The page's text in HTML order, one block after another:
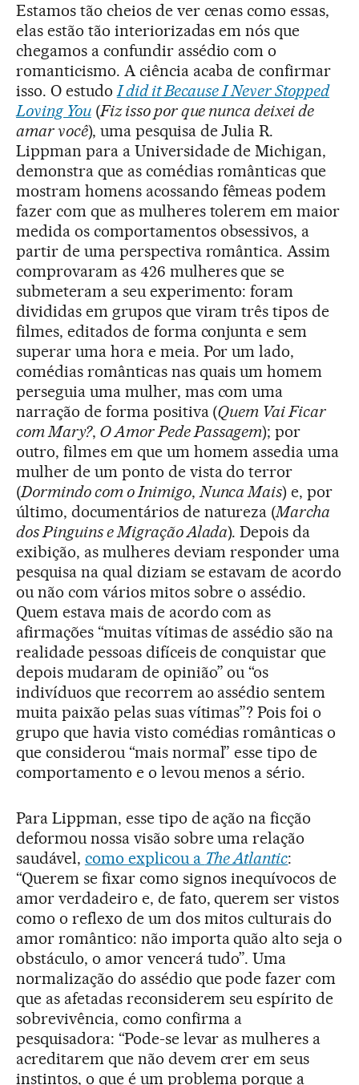
Estamos tão cheios de ver cenas como essas,
elas estão tão interiorizadas em nós que
chegamos a confundir assédio com o
romanticismo. A ciência acaba de confirmar
isso. O estudoI did it Because I Never Stopped
Loving You(Fiz isso por que nunca deixei de
amar você), uma pesquisa de Julia R.
Lippman para a Universidade de Michigan,
demonstra que as comédias românticas que
mostram homens acossando fêmeas podem
fazer com que as mulheres tolerem em maior
medida os comportamentos obsessivos, a
partir de uma perspectiva romântica. Assim
comprovaram as 426 mulheres que se
submeteram a seu experimento: foram
divididas em grupos que viram três tipos de
filmes, editados de forma conjunta e sem
superar uma hora e meia. Por um lado,
comédias românticas nas quais um homem
perseguia uma mulher, mas com uma
narração de forma positiva (Quem Vai Ficar
com Mary?, O Amor Pede Passagem); por
outro, filmes em que um homem assedia uma
mulher de um ponto de vista do terror
(Dormindo com o Inimigo,Nunca Mais) e, por
último, documentários de natureza (Marcha
dos Pinguins e Migração Alada). Depois da
exibição, as mulheres deviam responder uma
pesquisa na qual diziam se estavam de acordo
ou não com vários mitos sobre o assédio.
Quem estava mais de acordo com as
afirmações “muitas vítimas de assédio são na
realidade pessoas difíceis de conquistar que
depois mudaram de opinião” ou “os
indivíduos que recorrem ao assédio sentem
muita paixão pelas suas vítimas”? Pois foi o
grupo que havia visto comédias românticas o
que considerou “mais normal” esse tipo de
comportamento e o levou menos a sério.
Para Lippman, esse tipo de ação na ficção
deformou nossa visão sobre uma relação
saudável, como explicou a The Atlantic:
“Querem se fixar como signos inequívocos de
amor verdadeiro e, de fato, querem ser vistos
como o reflexo de um dos mitos culturais do
amor romântico: não importa quão alto seja o
obstáculo, o amor vencerá tudo”. Uma
normalização do assédio que pode fazer com
que as afetadas reconsiderem seu espírito de
sobrevivência, como confirma a
pesquisadora: “Pode-se levar as mulheres a
acreditarem que não devem crer em seus
instintos, o que é um problema porque a